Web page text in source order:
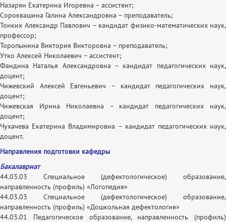
Назарян Екатерина Игоревна – ассистент;
Сороквашина Галина Александровна – преподаватель;
Тонких Александр Павлович – кандидат физико-математических наук,
профессор;
Торопынина Виктория Викторовна – преподаватель;
Утко Алексей Николаевич – ассистент;
Фандина Наталья Александровна – кандидат педагогических наук,
доцент;
Чижевский Алексей Евгеньевич – кандидат педагогических наук,
доцент;
Чижевская Ирина Николаевна – кандидат педагогических наук,
доцент;
Чухачева Екатерина Владимировна – кандидат педагогических наук,
доцент.
Направления подготовки кафедры
Бакалавриат
44.03.03 Специальное (дефектологическое) образование,
направленность (профиль) «Логопедия»
44.03.03 Специальное (дефектологическое) образование,
направленность (профиль) «Дошкольная дефектология»
44.03.01 Педагогическое образование, направленность (профиль)